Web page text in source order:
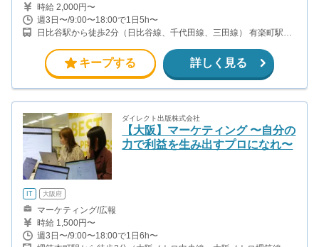
時給 2,000円〜
週3日〜/9:00〜18:00で1日5h〜
日比谷駅から徒歩2分（日比谷線、千代田線、三田線） 有楽町駅か
（銀座線、日比谷線、有楽町線、丸ノ内線）
キープする 詳しく見る
ダイレクト出版株式会社
【大阪】マーケティング 〜自分の
力で利益を生み出すプロになれ〜
IT 大阪府
マーケティング/広報
時給 1,500円〜
週3日〜/9:00〜18:00で1日6h〜